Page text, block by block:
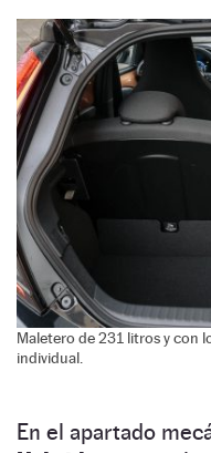
Maletero de 231 litros y con
individual.
En el apartado